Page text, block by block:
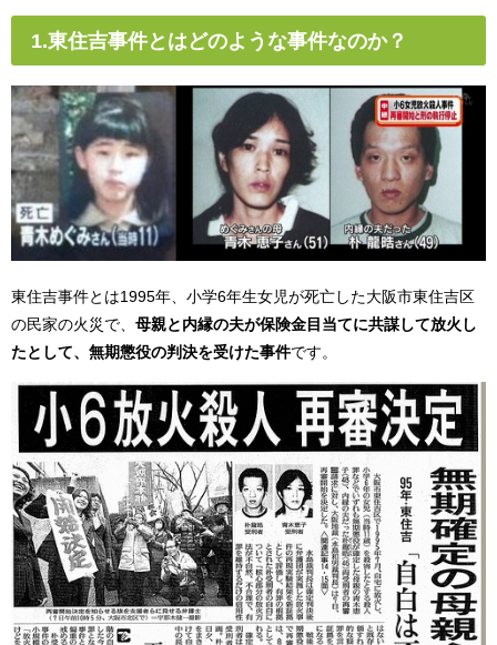
1.東住吉事件とはどのような事件なのか？
東住吉事件とは1995年、小学6年生女児が死亡した大阪市東住吉区
の民家の火災で、 母親と内縁の夫が保険金目当てに共謀して放火し
たとして、無期懲役の判決を受けた事件です。